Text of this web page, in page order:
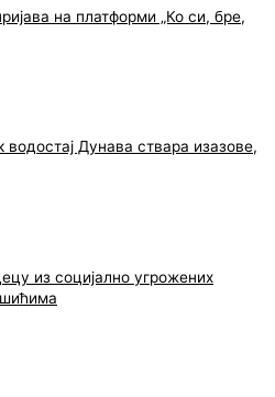
на платформи „Ко си, бре,
Дунава ствара изазове,
из социјално угрожених